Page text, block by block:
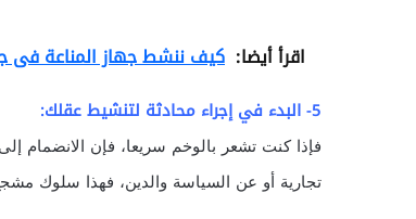
اقرأ أيضا: كيف ننشط جهاز المناعة فى
5- البدء في إجراء محادثة لتنشيط عقلك:
فإذا كنت تشعر بالوخم سريعا، فإن
تجارية أو عن السياسة والدين، فهذا سلوك